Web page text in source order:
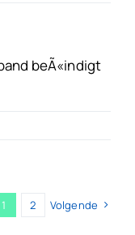
beÃ«indigt
1 2 Volgende